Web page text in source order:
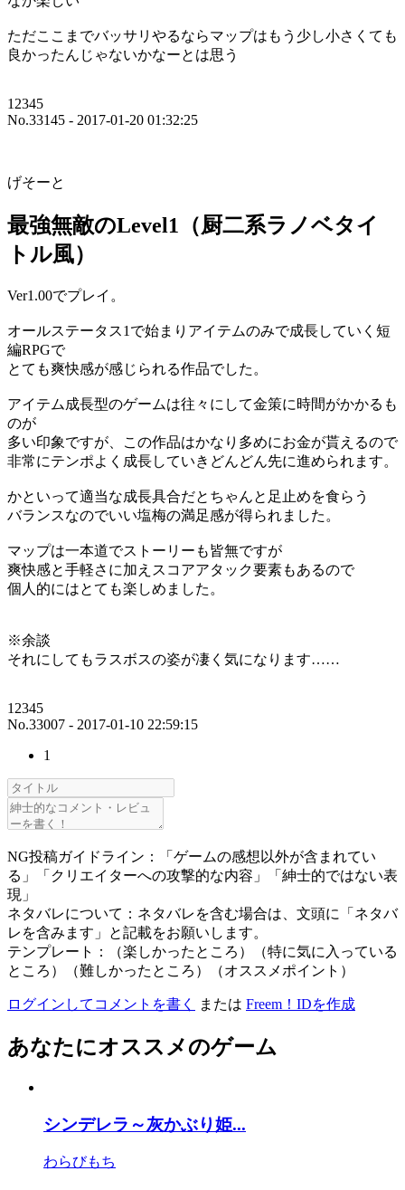
ただここまでバッサリやるならマップはもう少し小さくても
良かったんじゃないかなーとは思う
12345
No.33145 - 2017-01-20 01:32:25
げそーと
最強無敵のLevel1（厨二系ラノベタイ
トル風）
Ver1.00でプレイ。
オールステータス1で始まりアイテムのみで成長していく短
編RPGで
とても爽快感が感じられる作品でした。
アイテム成長型のゲームは往々にして金策に時間がかかるも
のが
多い印象ですが、この作品はかなり多めにお金が貰えるので
非常にテンポよく成長していきどんどん先に進められます。
かといって適当な成長具合だとちゃんと足止めを食らう
バランスなのでいい塩梅の満足感が得られました。
マップは一本道でストーリーも皆無ですが
爽快感と手軽さに加えスコアアタック要素もあるので
個人的にはとても楽しめました。
※余談
それにしてもラスボスの姿が凄く気になります……
12345
No.33007 - 2017-01-10 22:59:15
1
NG投稿ガイドライン：「ゲームの感想以外が含まれてい
る」「クリエイターへの攻撃的な内容」「紳士的ではない表
現」
ネタバレについて：ネタバレを含む場合は、文頭に「ネタバ
レを含みます」と記載をお願いします。
テンプレート：（楽しかったところ）（特に気に入っている
ところ）（難しかったところ）（オススメポイント）
ログインしてコメントを書く または Freem！IDを作成
あなたにオススメのゲーム
シンデレラ～灰かぶり姫...
わらびもち